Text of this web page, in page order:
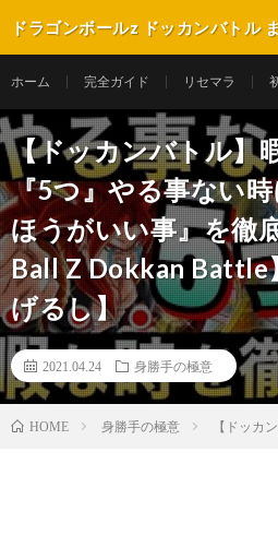
ドラゴンボールz ドッカンバトル
ホーム 完全ガイド リセマラ
【ドッカンバトル】
『5つ』やる事ない
ほうがいい事』を徹
Ball Z Dokkan Battle
げるし】
2021.04.24 身勝手の極意
HOME 身勝手の極意 【ドッカ